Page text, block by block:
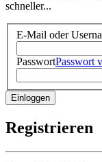
schneller...
E-Mail oder
PasswortPasswort
Registrieren